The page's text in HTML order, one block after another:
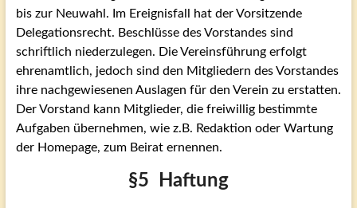
bis zur Neuwahl. Im Ereignisfall hat der Vorsitzende
Delegationsrecht. Beschlüsse des Vorstandes sind
schriftlich niederzulegen. Die Vereinsführung erfolgt
ehrenamtlich, jedoch sind den Mitgliedern des Vorstandes
ihre nachgewiesenen Auslagen für den Verein zu erstatten.
Der Vorstand kann Mitglieder, die freiwillig bestimmte
Aufgaben übernehmen, wie z.B. Redaktion oder Wartung
der Homepage, zum Beirat ernennen.
§5 Haftung